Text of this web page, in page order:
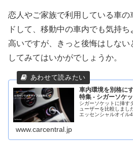
恋人やご家族で利用している車
ドして、移動中の車内でも気持
高いですが、きっと後悔はしな
してみてはいかがでしょうか。
車内環境を別格に
特集 - シガーソケ
シガーソケットに挿す
ューザーを比較しまし
エッセンシャルオイル
www.carcentral.jp